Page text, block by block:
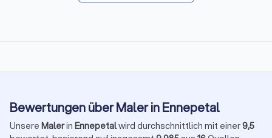
Bewertungen über Maler in Ennepetal
Unsere Malerin Ennepetalwird durchschnittlich mit einer9,5